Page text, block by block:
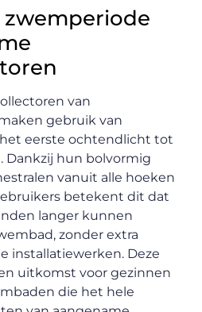
zwemperiode
van
gebruik van
eerste ochtendlicht tot
Dankzij hun bolvormig
vanuit alle hoeken
betekent dit dat
langer kunnen
zonder extra
installatiewerken. Deze
uitkomst voor gezinnen
die het hele